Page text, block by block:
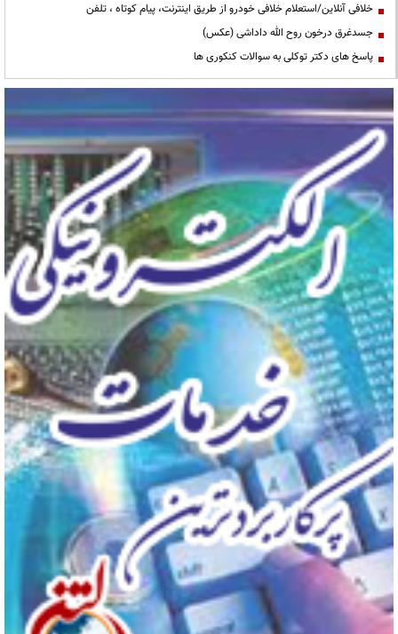
خلافی آنلاین/استعلام خلافی خودرو از طریق اینترنت، پیام کوتاه ، تلفن
جسدغرق درخون روح الله داداشی (عکس)
پاسخ های دکتر توکلی به سوالات کنکوری ها